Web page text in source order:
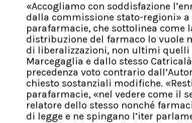
«Accogliamo con soddisfazione
dalla commissione stato-regioni»
parafarmacie, che sottolinea come
distribuzione del farmaco lo vuole
di liberalizzazioni, non ultimi
Marcegaglia e dallo stesso
precedenza voto contrario
chiesto sostanziali modifiche.
parafarmacie, «nel vedere come il
relatore dello stesso nonché
di legge e ne spingano l’iter